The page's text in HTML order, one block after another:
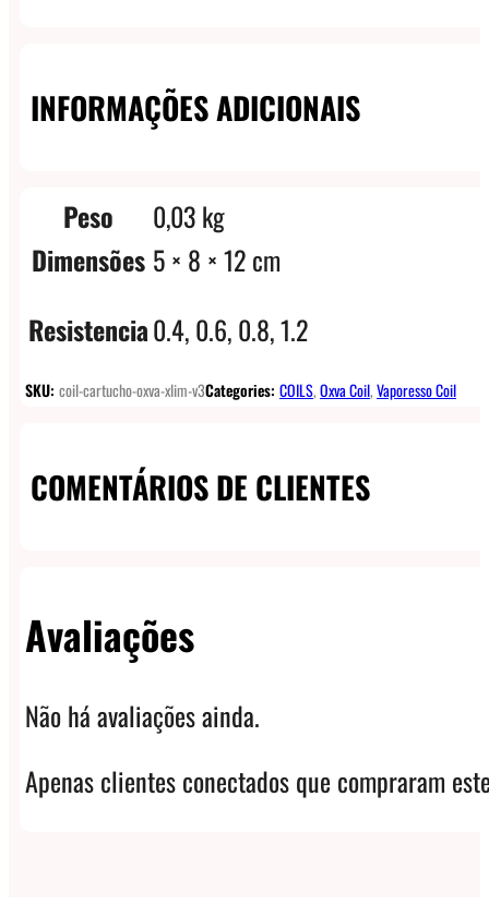
INFORMAÇÕES ADICIONAIS
Peso
0,03 kg
Dimensões 5 × 8 × 12 cm
Resistencia0.4, 0.6, 0.8, 1.2
SKU: coil-cartucho-oxva-xlim-v3Categories: COILS,Oxva Coil,Vaporesso Coil
COMENTÁRIOS DE CLIENTES
Avaliações
Não há avaliações ainda.
Apenas clientes conectados que compraram